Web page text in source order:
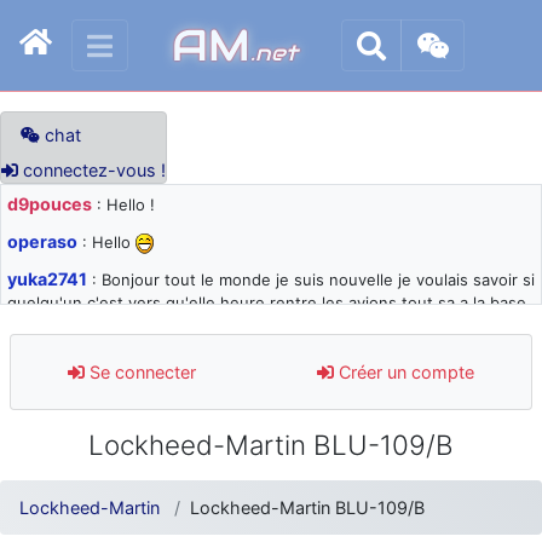
AM.net
chat
connectez-vous !
d9pouces : Hello !
operaso : Hello
yuka2741 : Bonjour tout le monde je suis nouvelle je voulais savoir si
quelqu'un c'est vers qu'elle heure rentre les avions tout sa a la base
d9pouces: désolé pour les quelques blocages du site ces derniers
jours : je teste des méthodes contre le spam et les bots trop nocifs
: Super, la nouvelle bannière
d9pouces
: je suis un avion@,._,+ > lesquels ? je ne suis pas sûr de
comprendre
Se connecter Créer un compte
Lockheed-Martin BLU-109/B
Lockheed-Martin Lockheed-Martin BLU-109/B